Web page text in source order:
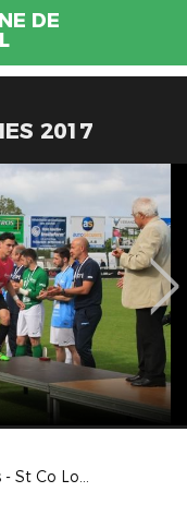
DE
2017
N3 (J2) : TA Rennes - St Co Locminé (2-0)